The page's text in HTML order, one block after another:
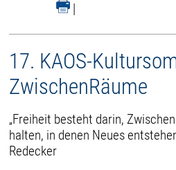
|
17. KAOS-
ZwischenRäume
„Freiheit besteht darin,
halten, in denen Neues
Redecker